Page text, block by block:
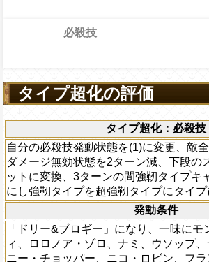
通常時
1ターンの間受けるダメージを90%減ら
][麦わらの一味][四皇]が合計4人以上いる
靭タイプキャラがダメージ軽減状態の
を上昇させる効果を発動し(一味の軽減
1.9倍となる)、それ以外の時、効果が半
軽減率が90%の場合は1.45倍となる)、
(1)の時、1ターンの間90%その体力ガー
と隣接スロットを自属性スロットに変換
)、1ターンの間チェイン係数を1.5倍、
靭か斬撃タイプキャラの時、1ターンの
ー」になり敵の状態異常無効の効果を
間敵全体の被ダメージを1.75倍に上昇
イプキャラの必殺ターンを2短縮し、強
、ターン終了時に敵全体にキャラの攻撃
メージを与える【一味のキャラタグに応
いる時、強靭タイプキャラの攻撃をさら
味に[巨人族]が3人以上いる時、一味に
効果(加算は対象外)がかかった場合、も
ーン中に一味・敵の状態異常アイコン敵
常の増加があった場合、次の一味のター
する巨兵海賊団」を発動する(1度の冒険
長効果で発揮した際の自分の必殺ター
Lv上限突破
必殺技
通常時
減らし、強靭と斬撃タイプキャラの必殺
全体のHPバーにかかっている全てのバ
1ターンの間受けるダメージを90%減ら
][麦わらの一味][四皇]が合計4人以上いる
靭タイプキャラがダメージ軽減状態の
を上昇させる効果を発動し(一味の軽減
1.9倍となる)、それ以外の時、効果が半
軽減率が90%の場合は1.45倍となる)、
(1)の時、1ターンの間90%その体力ガー
と隣接スロットを自属性スロットに変換
)、1ターンの間チェイン係数を1.5倍、
イプキャラの必殺ターンを2短縮し、強
攻撃を4.75倍、体力を1.5倍、同タイプ
連]スロットも有利スロット扱いになり、
全体にキャラの攻撃×150倍の速属性ダメ
味のキャラタグに応じて以下の効果を発
人族][麦わらの味][四皇]が合計3人以上い
キャラの攻撃をさらに1.1倍にする。味
上いる時、一味にチェイン係数増加効果
かった場合、もしくはかかったターン
態異常アイコン敵個別につく状態異常の
、次の一味のターン開始時に「進攻する
動する(1度の冒険で2回まで発動。船長
タイプ超化の評価
タイプ超化：必殺技
自分の必殺技発動状態を(1)に変更、敵
ダメージ無効状態を2ターン減、下段の
ットに変換、3ターンの間強靭タイプキ
にし強靭タイプを超強靭タイプにタイ
発動条件
「ドリー&ブロギー」になり、一味にモ
ィ、ロロノア・ゾロ、ナミ、ウソップ
ニー・チョッパー、ニコ・ロビン、フ